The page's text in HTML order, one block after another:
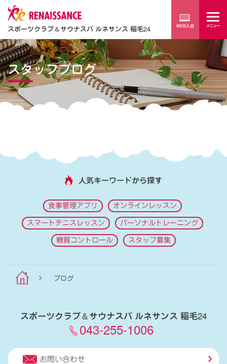
スポーツクラブ＆サウナスパ ルネサンス 稲毛24
スタッフブログ
人気キーワードから探す
食事管理アプリ オンラインレッスン
スマートテニスレッスン パーソナルトレーニング
糖質コントロール スタッフ募集
ブログ
スポーツクラブ＆サウナスパ ルネサンス 稲毛24
043-255-1006
お問い合わせ